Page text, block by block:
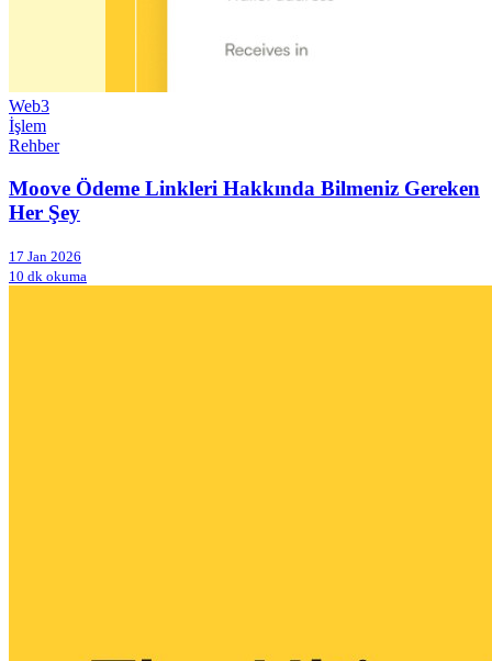
Web3
İşlem
Rehber
Moove Ödeme Linkleri Hakkında Bilmeniz Gereken
Her Şey
17 Jan 2026
10 dk okuma